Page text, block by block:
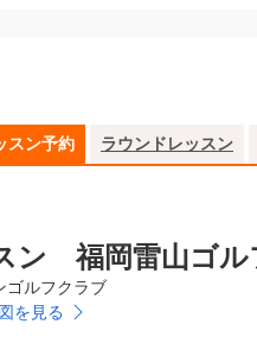
スン予約 ラウンドレッスン
ン 福岡雷山ゴル
ゴルフクラブ
を見る